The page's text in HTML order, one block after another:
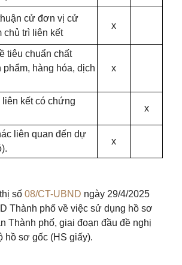
cử đơn vị cử
chủ trì liên kết
x
tiêu chuẩn chất
phẩm, hàng hóa, dịch
x
kết có chứng
x
liên quan đến dự
x
số 08/CT-UBND ngày 29/4/2025
Thành phố về việc sử dụng hồ sơ
Thành phố, giai đoạn đầu đề nghị
hồ sơ gốc (HS giấy).